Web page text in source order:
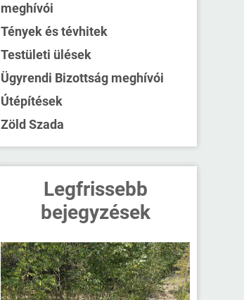
meghívói
Tények és tévhitek
Testületi ülések
Ügyrendi Bizottság meghívói
Útépítések
Zöld Szada
Legfrissebb
bejegyzések